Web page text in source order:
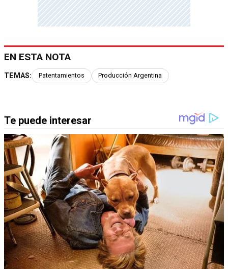
EN ESTA NOTA
TEMAS: Patentamientos Producción Argentina